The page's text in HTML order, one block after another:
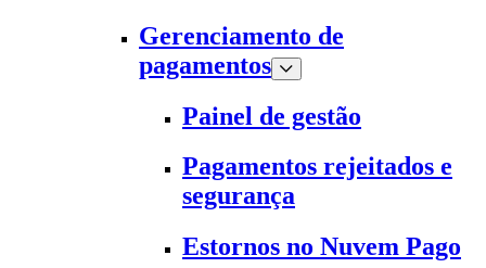
Gerenciamento de
pagamentos
Painel de gestão
Pagamentos rejeitados e
segurança
Estornos no Nuvem Pago